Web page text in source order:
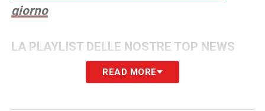
giorno
LA PLAYLIST DELLE NOSTRE TOP NEWS
READ MORE